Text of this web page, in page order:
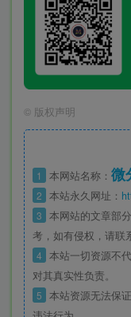
© 版权声明
1 本网站名称： 微
2 本站永久网址：
3 本网站的文章部
考，如有侵权，请联
4 本站一切资源不
对其真实性负责。
5 本站资源无法保